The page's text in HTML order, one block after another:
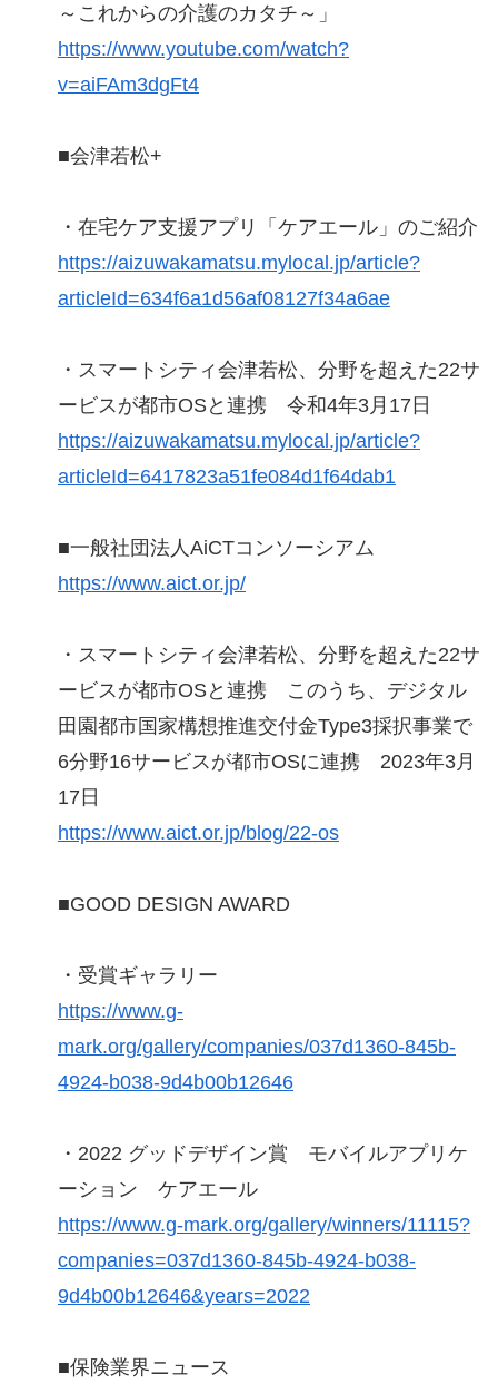
～これからの介護のカタチ～」
https://www.youtube.com/watch?
v=aiFAm3dgFt4
■会津若松+
・在宅ケア支援アプリ「ケアエール」のご紹介
https://aizuwakamatsu.mylocal.jp/article?
articleId=634f6a1d56af08127f34a6ae
・スマートシティ会津若松、分野を超えた22サ
ービスが都市OSと連携 令和4年3月17日
https://aizuwakamatsu.mylocal.jp/article?
articleId=6417823a51fe084d1f64dab1
■一般社団法人AiCTコンソーシアム
https://www.aict.or.jp/
・スマートシティ会津若松、分野を超えた22サ
ービスが都市OSと連携 このうち、デジタル
田園都市国家構想推進交付金Type3採択事業で
6分野16サービスが都市OSに連携 2023年3月
17日
https://www.aict.or.jp/blog/22-os
■GOOD DESIGN AWARD
・受賞ギャラリー
https://www.g-
mark.org/gallery/companies/037d1360-845b-
4924-b038-9d4b00b12646
・2022 グッドデザイン賞 モバイルアプリケ
ーション ケアエール
https://www.g-mark.org/gallery/winners/11115?
companies=037d1360-845b-4924-b038-
9d4b00b12646&years=2022
■保険業界ニュース